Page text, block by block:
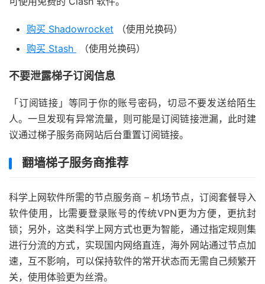
购买 Shadowrocket （使用兑换码）
购买 Stash
（使用兑换码）
不要泄露梯子订阅信息
「订阅链接」等同于你的账号密码，切忌不要发送给陌生
人。一旦发现有异常流量，则可能是订阅链接泄漏，此时建
议通过梯子服务商网站后台重置订阅链接。
翻墙梯子服务商推荐
科学上网软件所需的节点服务商 – 机场节点，订阅套餐导入
软件使用，比需要登录账号的传统VPN更为方便，更抗封
锁；另外，这类科学上网方式也更为智能，通过指定规则集
进行分流的方式，实现国内网络直连，海外网站通过节点加
速，互不影响，可以保持软件的常开状态而无需自己频繁开
关，使用体验更为丝滑。